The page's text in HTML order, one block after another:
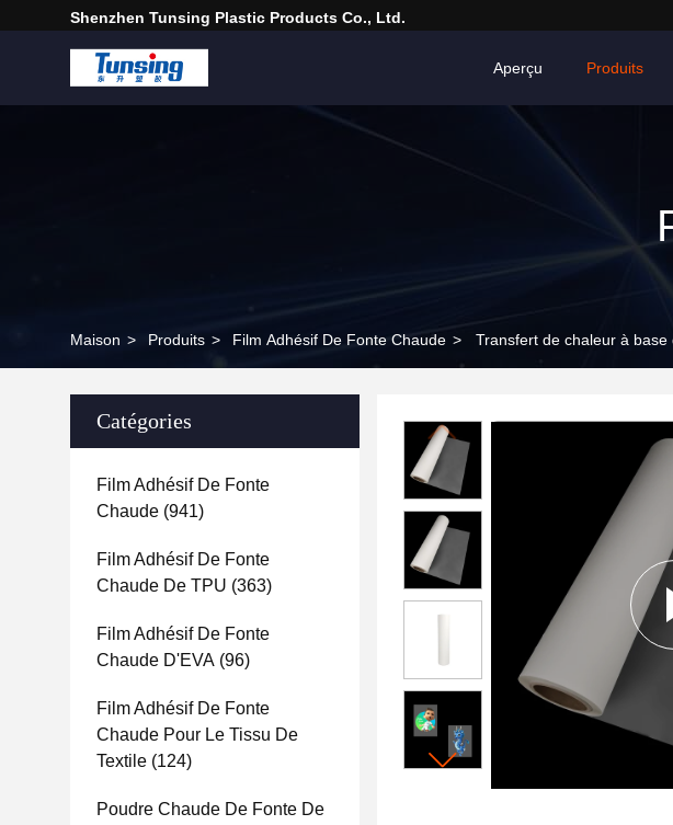
Shenzhen Tunsing Plastic Products Co., Ltd.
Aperçu Produits
Maison > Produits > Film Adhésif De Fonte Chaude > Transfert de chaleur à
Catégories
Film Adhésif De Fonte
Chaude (941)
Film Adhésif De Fonte
Chaude De TPU (363)
Film Adhésif De Fonte
Chaude D'EVA (96)
Film Adhésif De Fonte
Chaude Pour Le Tissu De
Textile (124)
Poudre Chaude De Fonte De